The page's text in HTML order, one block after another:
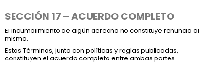
SECCIÓN 17 – ACUERDO COMPLETO
El incumplimiento de algún derecho no constituye renuncia al
mismo.
Estos Términos, junto con políticas y reglas publicadas,
constituyen el acuerdo completo entre ambas partes.